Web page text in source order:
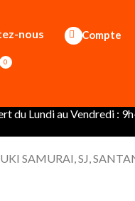
nous Compte
0
du Lundi au Vendredi :
SAMURAI, SJ,